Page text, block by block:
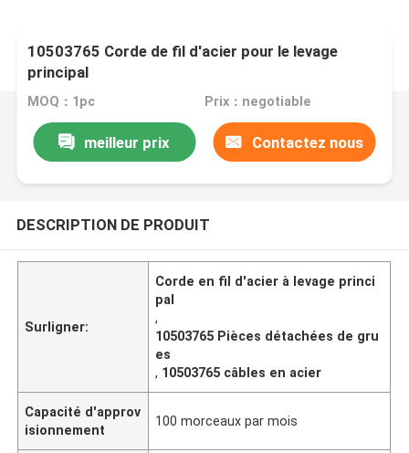
10503765 Corde de fil d'acier pour le levage
principal
MOQ：1pc Prix：negotiable
meilleur prix Contactez nous
DESCRIPTION DE PRODUIT
Surligner:
Corde en fil d'acier à levage princi
pal
,
10503765 Pièces détachées de gru
es
, 10503765 câbles en acier
Capacité d'approv
isionnement
100 morceaux par mois